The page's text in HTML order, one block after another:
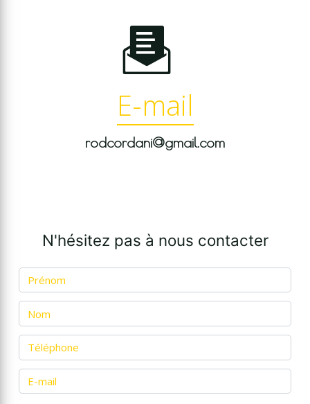
E-mail
rodcordani@gmail.com
N'hésitez pas à nous contacter